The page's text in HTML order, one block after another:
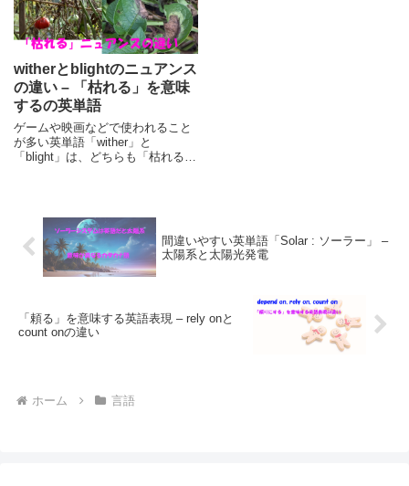
witherとblightのニュアンス
の違い – 「枯れる」を意味
するの英単語
ゲームや映画などで使われること
が多い英単語「wither」と
「blight」は、どちらも「枯れる」
味や使われ方などを紹介します。
間違いやすい英単語「Solar : ソーラー」 –
太陽系と太陽光発電
「頼る」を意味する英語表現 – rely onと
count onの違い
ホーム 言語